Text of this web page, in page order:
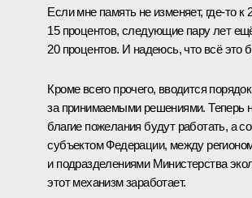
Если мне память не изменяет, где‑то к
15 процентов, следующие пару лет
20 процентов. И надеюсь, что всё это
Кроме всего прочего, вводится
за принимаемыми решениями. Теперь
благие пожелания будут работать, а
субъектом Федерации, между
и подразделениями Министерства
этот механизм заработает.